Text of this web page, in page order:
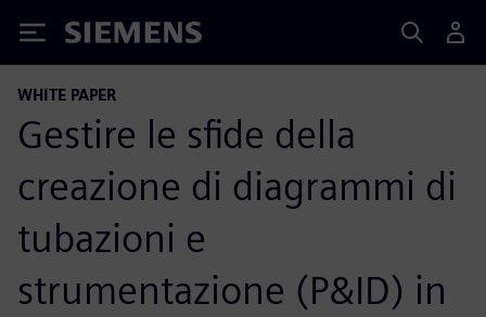
Siemens
WHITE PAPER
Gestire le sfide della
creazione di diagrammi di
tubazioni e
strumentazione (P&ID) in